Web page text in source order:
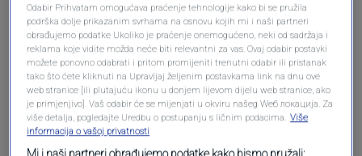
Oglas
Odabir Prihvatam omogućava praćenje tehnologije kako bi se pružila
podrška dolje prikazanim svrhama na osnovu kojih mi i naši partneri
obrađujemo podatke Ukoliko je praćenje onemogućeno, neki od sadržaja i
reklama koje vidite možda neće biti relevantni za vas. Ovaj odabir postavki
možete ponovno odabrati i pritom promijeniti trenutni odabir ili pristanak
tako što ćete kliknuti na Upravljaj željenim postavkama link na dnu ove
web stranice [ili plutajuću ikonu u donjem lijevom dijelu web stranice, ako
je primjenjivo]. Vaš odabir će se mijenjati u okviru našeg Wеб локација. Za
više detalja, pogledajte Uredbu o postupanju s ličnim podacima. Više
informacija o vašoj privatnosti